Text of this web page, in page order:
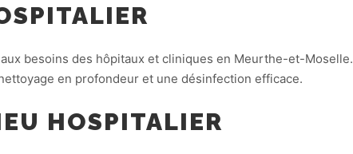
besoins des hôpitaux et cliniques en Meurthe-et-Moselle.
en profondeur et une désinfection efficace.
HOSPITALIER